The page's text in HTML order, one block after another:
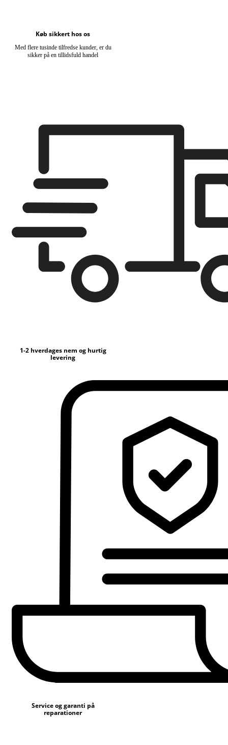
Køb sikkert hos os
Med flere tusinde tilfredse kunder, er du
sikker på en tillidsfuld handel
1-2 hverdages nem og hurtig
levering
Service og garanti på
reparationer